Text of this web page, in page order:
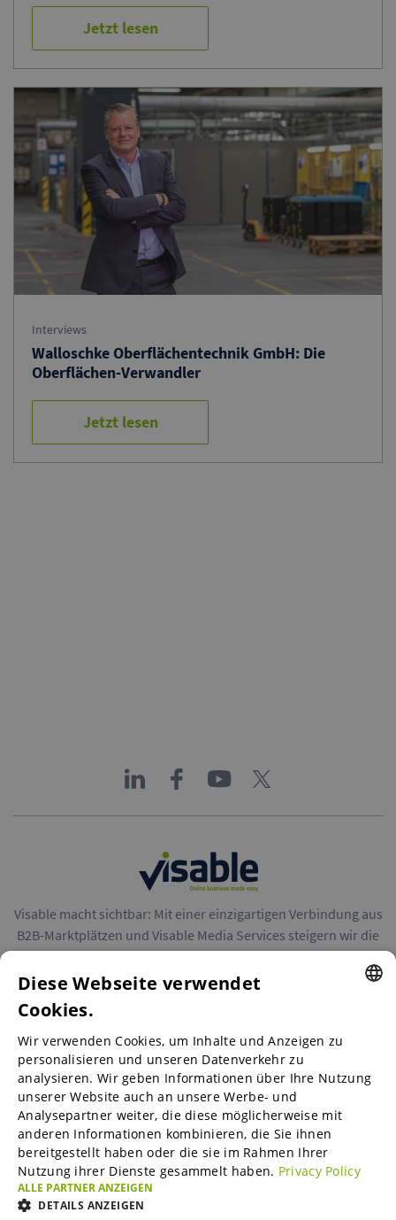
Jetzt lesen
Interviews
Walloschke Oberflächentechnik GmbH: Die
Oberflächen-Verwandler
Jetzt lesen
Visable macht sichtbar: Mit einer einzigartigen Verbindung aus
B2B-Marktplätzen und Visable Media Services steigern wir die
Reichweite von Unternehmen in Europa.
B2B-Marktplätze
Visable Media Services
Mittelstands-Monitor
ENGLISH
GERMAN
SPANISH
FRENCH
ITALIAN
Diese Webseite verwendet
Cookies.
Wir verwenden Cookies, um Inhalte und Anzeigen zu
personalisieren und unseren Datenverkehr zu
analysieren. Wir geben Informationen über Ihre Nutzung
unserer Website auch an unsere Werbe- und
Analysepartner weiter, die diese möglicherweise mit
anderen Informationen kombinieren, die Sie ihnen
bereitgestellt haben oder die sie im Rahmen Ihrer
Nutzung ihrer Dienste gesammelt haben. Privacy Policy
ALLE PARTNER ANZEIGEN
DETAILS ANZEIGEN